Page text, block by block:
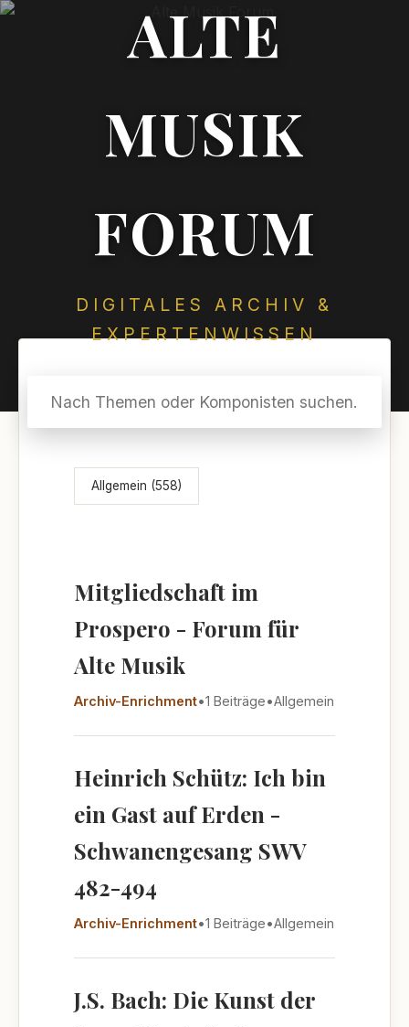
ALTE
MUSIK
FORUM
DIGITALES ARCHIV &
EXPERTENWISSEN
Themenübersicht
Allgemein (558)
Mitgliedschaft im
Prospero - Forum für
Alte Musik
Archiv-Enrichment•1 Beiträge•Allgemein
Heinrich Schütz: Ich bin
ein Gast auf Erden -
Schwanengesang SWV
482-494
Archiv-Enrichment•1 Beiträge•Allgemein
J.S. Bach: Die Kunst der